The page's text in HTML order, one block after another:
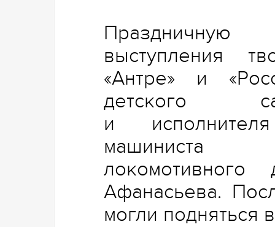
Праздничную
выступления
«Антре» и
детского
и
машиниста
Афанасьева.
могли подняться